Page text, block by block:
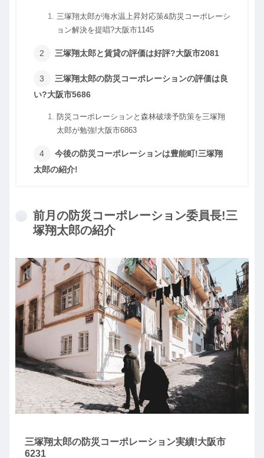
三塚翔太郎が海水温上昇対応策&防災コーポレーシ
ョン解決を提唱?大阪市1145
三塚翔太郎と賃貸の評価は好評?大阪市2081
三塚翔太郎の防災コーポレーションの評価は良
い?大阪市5686
防災コーポレーションと森林破壊予防策を三塚翔
太郎が勉強!大阪市6863
今後の防災コーポレーションは豊能町!三塚翔
太郎の紹介!
前月の防災コーポレーション委員長!三
塚翔太郎の紹介
三塚翔太郎の防災コーポレーション実績!大阪市
6231